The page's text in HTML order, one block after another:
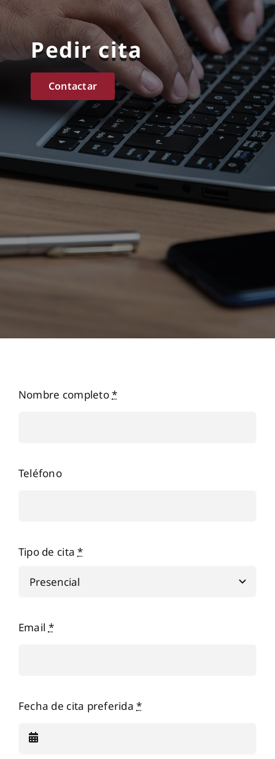
Contacto
PAGAR ONLINE
Pedir cita
Contactar
Nombre completo*
Teléfono
Tipo de cita*
Email *
Fecha de cita preferida*